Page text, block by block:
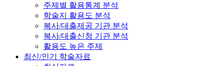
주제별 활용통계 분석
학술지 활용도 분석
복사/대출제공 기관 분석
복사/대출신청 기관 분석
활용도 높은 주제
최신/인기 학술자료